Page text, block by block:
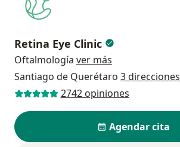
Retina Eye Clinic
Oftalmología ver más
Santiago de Querétaro 3 direcciones
2742 opiniones
Agendar cita